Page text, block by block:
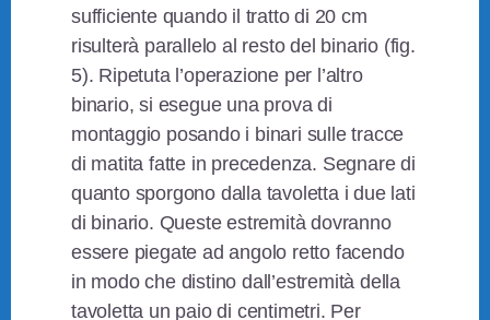
sufficiente quando il tratto di 20 cm
risulterà parallelo al resto del binario (fig.
5). Ripetuta l’operazione per l’altro
binario, si esegue una prova di
montaggio posando i binari sulle tracce
di matita fatte in precedenza. Segnare di
quanto sporgono dalla tavoletta i due lati
di binario. Queste estremità dovranno
essere piegate ad angolo retto facendo
in modo che distino dall’estremità della
tavoletta un paio di centimetri. Per